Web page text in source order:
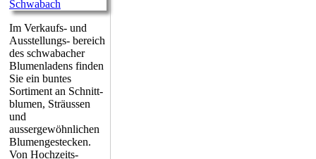
Im Verkaufs- und
Ausstellungs- bereich
des schwabacher
Blumenladens finden
Sie ein buntes
Sortiment an Schnitt-
blumen, Sträussen
und
aussergewöhnlichen
Blumengestecken.
Von Hochzeits-